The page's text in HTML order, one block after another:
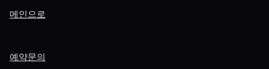
메인으로
예약문의